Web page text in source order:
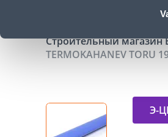
Строительный магазин
TERMOKAHANEV TORU
Э-